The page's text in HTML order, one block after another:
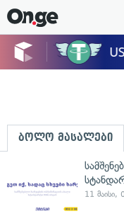
ბოლო მასალები
11 მაისი,